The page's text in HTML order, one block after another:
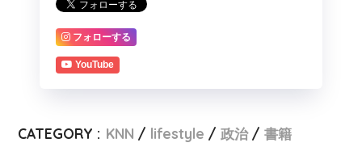
フォローする
YouTube
CATEGORY : KNN lifestyle 政治
書籍